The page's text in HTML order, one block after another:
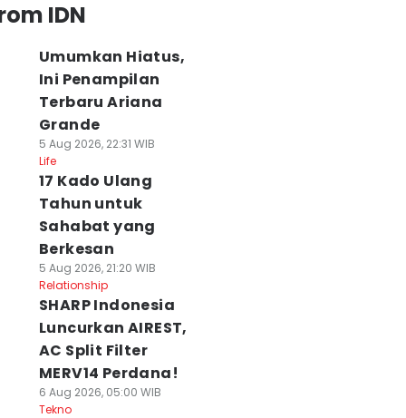
IDN
Umumkan Hiatus,
Ini Penampilan
Terbaru Ariana
Grande
5 Aug 2026, 22:31 WIB
Life
17 Kado Ulang
Tahun untuk
Sahabat yang
Berkesan
5 Aug 2026, 21:20 WIB
Relationship
SHARP Indonesia
Luncurkan AIREST,
AC Split Filter
MERV14 Perdana!
6 Aug 2026, 05:00 WIB
Tekno